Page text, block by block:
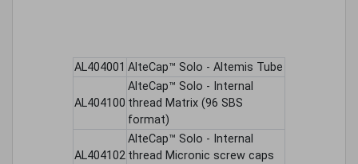
AL404001 AlteCap™ Solo - Altemis Tube
AL404100
AlteCap™ Solo - Internal
thread Matrix (96 SBS
format)
AL404102
AlteCap™ Solo - Internal
thread Micronic screw caps